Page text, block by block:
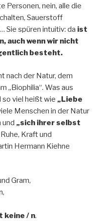
Personen, nein, alle die
Sauerstoff
Sie spüren intuitiv: da ist
auch wenn wir nicht
besteht.
nach der Natur, dem
„Biophilia“. Was aus
so viel heißt wie „Liebe
Menschen in der Natur
und „sich ihrer selbst
Kraft und
Hermann Kiehne
Gram,
keine / n.